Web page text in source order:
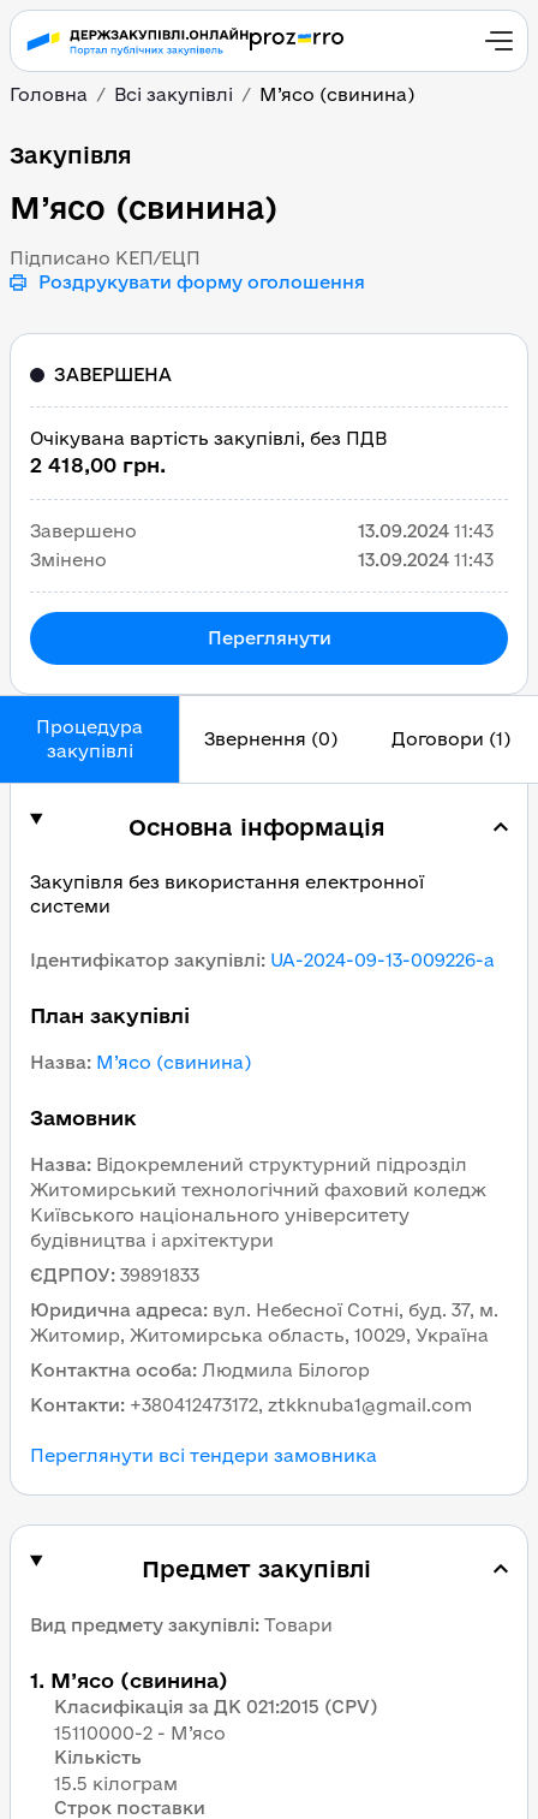
Головна Всі закупівлі М’ясо (свинина)
М’ясо (свинина)
Закупівля
М’ясо (свинина)
Підписано КЕП/ЕЦП
Роздрукувати форму оголошення
Процедура
закупівлі
Звернення (0) Договори (1)
Основна інформація
Закупівля без використання електронної
системи
Ідентифікатор закупівлі: UA-2024-09-13-009226-a
План закупівлі
Назва: М’ясо (свинина)
Замовник
Назва: Відокремлений структурний підрозділ
Житомирський технологічний фаховий коледж
Київського національного університету
будівництва і архітектури
ЄДРПОУ: 39891833
Юридична адреса: вул. Небесної Сотні, буд. 37, м.
Житомир, Житомирська область, 10029, Україна
Контактна особа: Людмила Білогор
Контакти: +380412473172, ztkknuba1@gmail.com
Переглянути всі тендери замовника
Предмет закупівлі
Вид предмету закупівлі: Товари
1. М’ясо (свинина)
Класифікація за ДК 021:2015 (CPV)
15110000-2 - М’ясо
Кількість
15.5 кілограм
Строк поставки
ЗАВЕРШЕНА
Очікувана вартість закупівлі, без ПДВ
2 418,00 грн.
Завершено 13.09.2024 11:43
Змінено
13.09.2024 11:43
Переглянути